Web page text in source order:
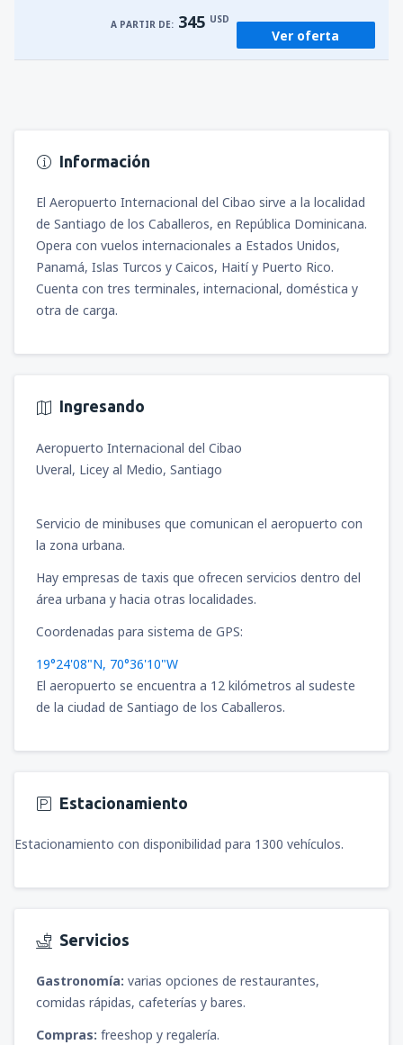
A PARTIR DE: 345 USD
Ver oferta
Información
El Aeropuerto Internacional del Cibao sirve a la localidad
de Santiago de los Caballeros, en República Dominicana.
Opera con vuelos internacionales a Estados Unidos,
Panamá, Islas Turcos y Caicos, Haití y Puerto Rico.
Cuenta con tres terminales, internacional, doméstica y
otra de carga.
Ingresando
Aeropuerto Internacional del Cibao
Uveral, Licey al Medio, Santiago
Servicio de minibuses que comunican el aeropuerto con
la zona urbana.
Hay empresas de taxis que ofrecen servicios dentro del
área urbana y hacia otras localidades.
Coordenadas para sistema de GPS:
19°24'08"N, 70°36'10"W
El aeropuerto se encuentra a 12 kilómetros al sudeste
de la ciudad de Santiago de los Caballeros.
Estacionamiento
Estacionamiento con disponibilidad para 1300 vehículos.
Servicios
Gastronomía: varias opciones de restaurantes,
comidas rápidas, cafeterías y bares.
Compras: freeshop y regalería.